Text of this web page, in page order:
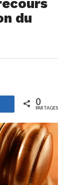
du
Partagez 0
PARTAGES